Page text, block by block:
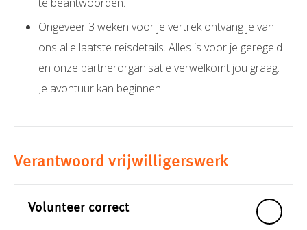
Ongeveer 3 weken voor je vertrek ontvang je van
ons alle laatste reisdetails. Alles is voor je geregeld
en onze partnerorganisatie verwelkomt jou graag.
Je avontuur kan beginnen!
Verantwoord vrijwilligerswerk
Volunteer correct